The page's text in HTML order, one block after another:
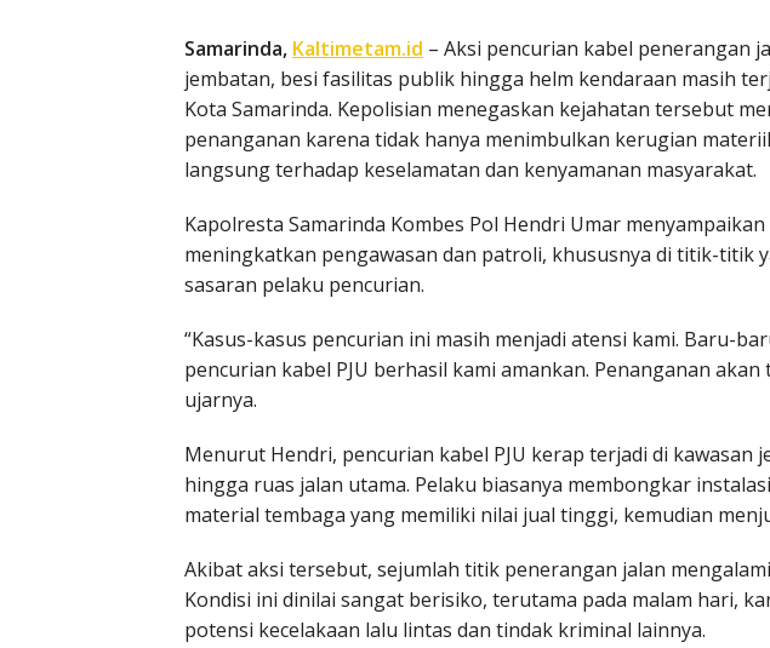
Samarinda, Kaltimetam.id – Aksi pencurian kabel penerangan
jembatan, besi fasilitas publik hingga helm kendaraan masih
Kota Samarinda. Kepolisian menegaskan kejahatan tersebut
penanganan karena tidak hanya menimbulkan kerugian
langsung terhadap keselamatan dan kenyamanan masyarakat.
Kapolresta Samarinda Kombes Pol Hendri Umar
meningkatkan pengawasan dan patroli, khususnya di titik-titik
sasaran pelaku pencurian.
“Kasus-kasus pencurian ini masih menjadi atensi kami. Baru-
pencurian kabel PJU berhasil kami amankan. Penanganan
ujarnya.
Menurut Hendri, pencurian kabel PJU kerap terjadi di kawasan
hingga ruas jalan utama. Pelaku biasanya membongkar
material tembaga yang memiliki nilai jual tinggi, kemudian
Akibat aksi tersebut, sejumlah titik penerangan jalan
Kondisi ini dinilai sangat berisiko, terutama pada malam hari,
potensi kecelakaan lalu lintas dan tindak kriminal lainnya.